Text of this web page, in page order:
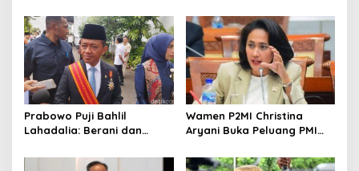
Bantu Rumah Layak Huni
Ajaran Beliau
Prabowo Puji Bahlil
Lahadalia: Berani dan
88–89
Wamen P2MI Christina
Aryani Buka Peluang PMI
dan Syaratnya